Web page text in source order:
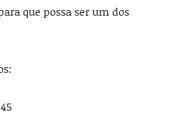
que possa ser um dos